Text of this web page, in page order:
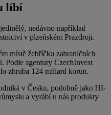
líbí
nedávno například
v plzeňském Prazdroji.
místě žebříčku zahraničních
Podle agentury CzechInvest
zhruba 124 miliard korun.
v Česku, podobně jako HI-
a vyrábí u nás produkty